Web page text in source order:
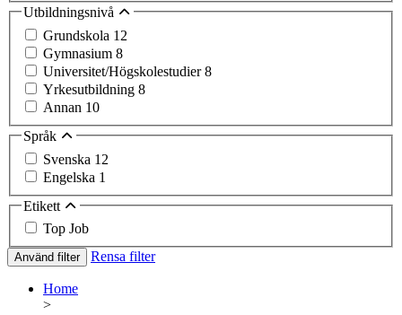
Utbildningsnivå
Grundskola 12
Gymnasium 8
Universitet/Högskolestudier8
Yrkesutbildning 8
Annan 10
Språk
Svenska 12
Engelska 1
Etikett
Top Job
Använd filter Rensa filter
Home
>